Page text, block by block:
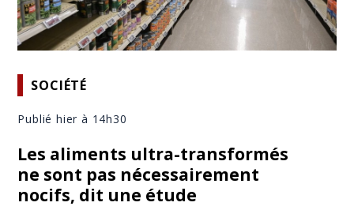
SOCIÉTÉ
Publié hier à 14h30
Les aliments ultra-transformés
ne sont pas nécessairement
nocifs, dit une étude